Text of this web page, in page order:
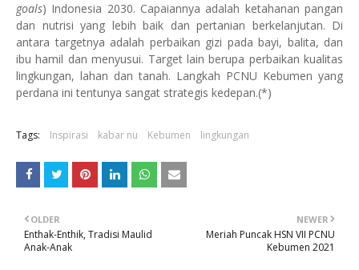
goals) Indonesia 2030. Capaiannya adalah ketahanan pangan
dan nutrisi yang lebih baik dan pertanian berkelanjutan. Di
antara targetnya adalah perbaikan gizi pada bayi, balita, dan
ibu hamil dan menyusui. Target lain berupa perbaikan kualitas
lingkungan, lahan dan tanah. Langkah PCNU Kebumen yang
perdana ini tentunya sangat strategis kedepan.(*)
Tags: Inspirasi kabar nu Kebumen lingkungan
NEWER
Meriah Puncak HSN VII PCNU
Kebumen 2021
OLDER
Enthak-Enthik, Tradisi Maulid
Anak-Anak